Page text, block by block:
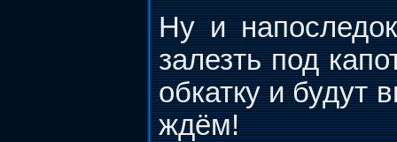
Ну и
залезть под
обкатку и будут
ждём!